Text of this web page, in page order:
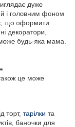
дуже
і головним фоном
що оформити
декоратори,
будь-яка мама.
це може
торт, тарілки та
баночки для